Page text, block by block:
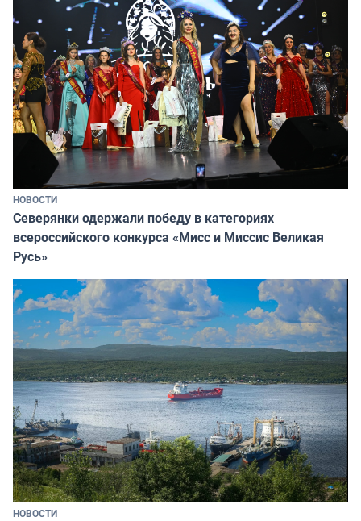
НОВОСТИ
Северянки одержали победу в категориях
всероссийского конкурса «Мисс и Миссис Великая
Русь»
НОВОСТИ